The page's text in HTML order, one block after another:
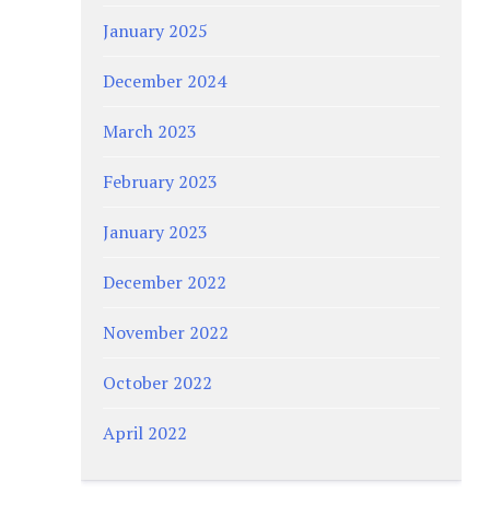
January 2025
December 2024
March 2023
February 2023
January 2023
December 2022
November 2022
October 2022
April 2022